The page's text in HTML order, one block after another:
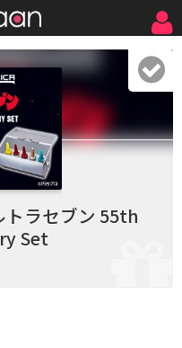
トラセブン 55th
Set